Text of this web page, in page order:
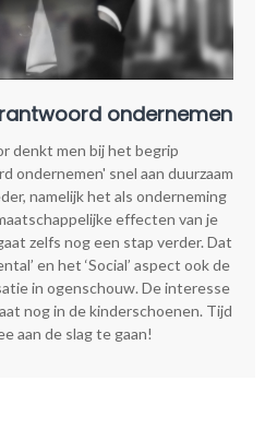
ondernemen
denkt men bij het begrip
ondernemen' snel aan duurzaam
namelijk het als onderneming
effecten van je
zelfs nog een stap verder. Dat
en het ‘Social’ aspect ook de
in ogenschouw. De interesse
nog in de kinderschoenen. Tijd
aan de slag te gaan!